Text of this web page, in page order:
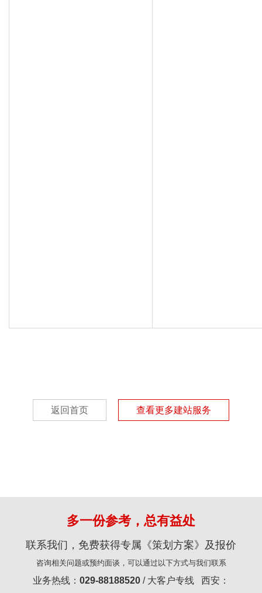
返回首页 查看更多建站服务
多一份参考，总有益处
联系我们，免费获得专属《策划方案》及报价
咨询相关问题或预约面谈，可以通过以下方式与我们联系
业务热线： 029-88188520 / 大客户专线 西安：